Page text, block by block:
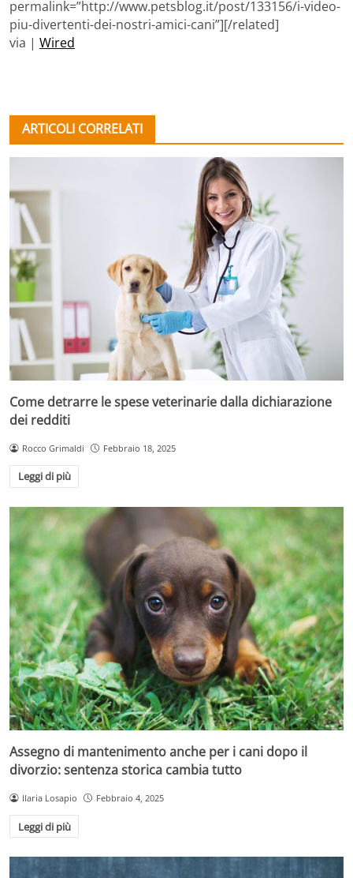
permalink=”http://www.petsblog.it/post/133156/i-video-
piu-divertenti-dei-nostri-amici-cani”][/related]
via | Wired
ARTICOLI CORRELATI
Come detrarre le spese veterinarie dalla dichiarazione
dei redditi
Rocco Grimaldi Febbraio 18, 2025
Leggi di più
Assegno di mantenimento anche per i cani dopo il
divorzio: sentenza storica cambia tutto
Ilaria Losapio Febbraio 4, 2025
Leggi di più